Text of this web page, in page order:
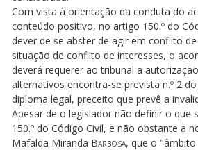
Com vista à orientação da conduta do
conteúdo positivo, no artigo 150.º do
dever de se abster de agir em conflito
situação de conflito de interesses, o
deverá requerer ao tribunal a
alternativos encontra-se prevista n.º 2
diploma legal, preceito que prevê a
Apesar de o legislador não definir o
150.º do Código Civil, e não obstante a
Mafalda Miranda Barbosa, que o "âmbito